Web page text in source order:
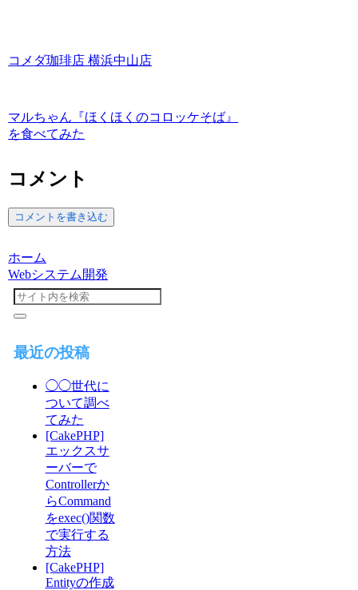
コメダ珈琲店 横浜中山店
マルちゃん『ほくほくのコロッケそば』
を食べてみた
コメント
コメントを書き込む
ホーム
Webシステム開発
最近の投稿
◯◯世代に
ついて調べ
てみた
[CakePHP]
エックスサ
ーバーで
Controllerか
らCommand
をexec()関数
で実行する
方法
[CakePHP]
Entityの作成